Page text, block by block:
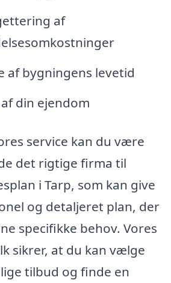
af
af bygningens levetid
din ejendom
service kan du være
det rigtige firma til
i Tarp, som kan give
og detaljeret plan, der
specifikke behov. Vores
sikrer, at du kan vælge
tilbud og finde en